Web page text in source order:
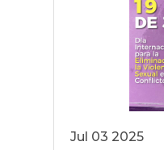
Jul 03 2025